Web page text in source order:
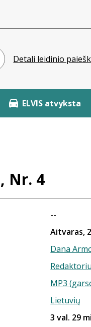
Detali leidinio
ELVIS atvyksta
Nr. 4
--
Aitvaras,
Dana
MP3
Lietuvių
3 val. 29